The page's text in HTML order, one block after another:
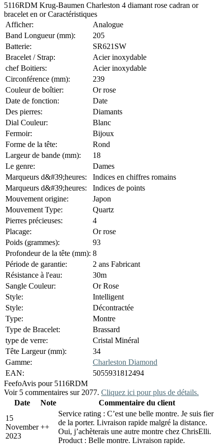
5116RDM Krug-Baumen Charleston 4 diamant rose cadran or
bracelet en or Caractéristiques
Afficher:
Analogue
Band Longueur (mm):
205
Batterie:
SR621SW
Bracelet / Strap:
Acier inoxydable
chef Boitiers:
Acier inoxydable
Circonférence (mm):
239
Couleur de boîtier:
Or rose
Date de fonction:
Date
Des pierres:
Diamants
Dial Couleur:
Blanc
Fermoir:
Bijoux
Forme de la tête:
Rond
Largeur de bande (mm):
18
Le genre:
Dames
Marqueurs d&#39;heures:
Indices en chiffres romains
Marqueurs d&#39;heures:
Indices de points
Mouvement origine:
Japon
Mouvement Type:
Quartz
Pierres précieuses:
4
Placage:
Or rose
Poids (grammes):
93
Profondeur de la tête (mm): 8
Période de garantie:
2 ans Fabricant
Résistance à l'eau:
30m
Sangle Couleur:
Or Rose
Style:
Intelligent
Style:
Décontractée
Type:
Montre
Type de Bracelet:
Brassard
type de verre:
Cristal Minéral
Tête Largeur (mm):
34
Gamme:
Charleston Diamond
EAN:
5055931812494
FeefoAvis pour 5116RDM
Voir 5 commentaires sur 2077. Cliquez ici pour plus de détails.
Date
Note
Commentaire du client
15
November
2023
++
Service rating : C’est une belle montre. Je suis fier
de la porter. Livraison rapide malgré la distance.
Oui, j’achèterais une autre montre chez ChrisElli.
Product : Belle montre. Livraison rapide.